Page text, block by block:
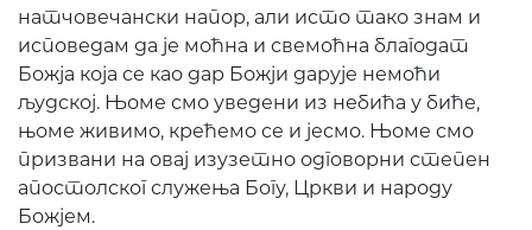
натчовечански напор, али исто тако знам и
исповедам да је моћна и свемоћна благодат
Божја која се као дар Божји дарује немоћи
људској. Њоме смо уведени из небића у биће,
њоме живимо, крећемо се и јесмо. Њоме смо
призвани на овај изузетно одговорни степен
апостолског служења Богу, Цркви и народу
Божјем.